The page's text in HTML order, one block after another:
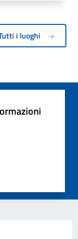
i luoghi